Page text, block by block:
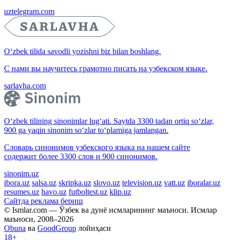
uztelegram.com
O‘zbek tilida savodli yozishni biz bilan boshlang.
С нами вы научитесь грамотно писать на узбекском языке.
sarlavha.com
O‘zbek tilining sinonimlar lug‘ati. Saytda 3300 tadan ortiq so‘zlar,
900 ga yaqin sinonim so‘zlar to‘plamiga jamlangan.
Словарь синонимов узбекского языка на нашем сайте
содержит более 3300 слов и 900 синонимов.
sinonim.uz
ibora.uz salsa.uz skripka.uz slovo.uz television.uz vatt.uz iboralar.uz
resumes.uz havo.uz futboltest.uz klip.uz
Сайтда реклама бериш
© Ismlar.com — Ўзбек ва дунё исмларининг маъноси. Исмлар
маъноси, 2008–2026
Obuna ва GoodGroup лойиҳаси
18+